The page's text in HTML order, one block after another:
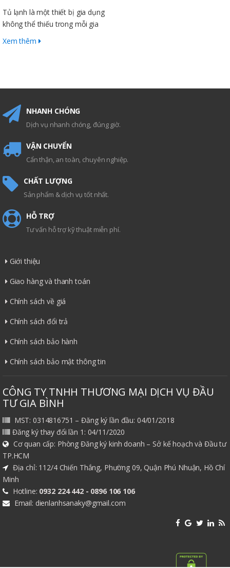
Tủ lạnh là một thiết bị gia dụng
không thể thiếu trong mỗi gia
đình. Để tủ lạnh hoạt động hiệu
Xem thêm
NHANH CHÓNG
Dịch vụ nhanh chóng, đúng giờ.
VẬN CHUYỂN
Cẩn thận, an toàn, chuyên nghiệp.
CHẤT LƯỢNG
Sản phẩm & dịch vụ tốt nhất.
HỖ TRỢ
Tư vấn hỗ trợ kỹ thuật miễn phí.
Giới thiệu
Giao hàng và thanh toán
Chính sách về giá
Chính sách đổi trả
Chính sách bảo hành
Chính sách bảo mật thông tin
CÔNG TY TNHH THƯƠNG MẠI DỊCH VỤ ĐẦU
TƯ GIA BÌNH
MST: 0314816751 – Đăng ký lần đầu: 04/01/2018
Đăng ký thay đổi lần 1: 04/11/2020
Cơ quan cấp: Phòng Đăng ký kinh doanh – Sở kế hoạch và Đầu tư
TP.HCM
Địa chỉ: 112/4 Chiến Thắng, Phường 09, Quận Phú Nhuận, Hồ Chí
Minh
Hotline: 0932 224 442 - 0896 106 106
Email: dienlanhsanaky@gmail.com